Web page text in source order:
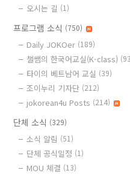
오시는 길 (1)
프로그램 소식 (750)
Daily JOKOer (189)
챌쌤의 한국어교실(K-class)
타이의 베트남어 교실 (39)
조이누리 기자단 (212)
jokorean4u Posts (214)
단체 소식 (329)
소식 알림 (51)
단체 공식일정 (1)
MOU 체결 (13)